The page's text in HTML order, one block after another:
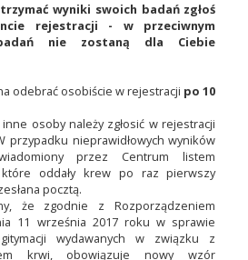
wyniki swoich badań zgłoś
rejestracji - w przeciwnym
nie zostaną dla Ciebie
odebrać osobiście w rejestracji po 10
osoby należy zgłosić w rejestracji
przypadku nieprawidłowych wyników
przez Centrum listem
które oddały krew po raz pierwszy
pocztą.
że zgodnie z Rozporządzeniem
11 września 2017 roku w sprawie
wydawanych w związku z
krwi, obowiązuje nowy wzór